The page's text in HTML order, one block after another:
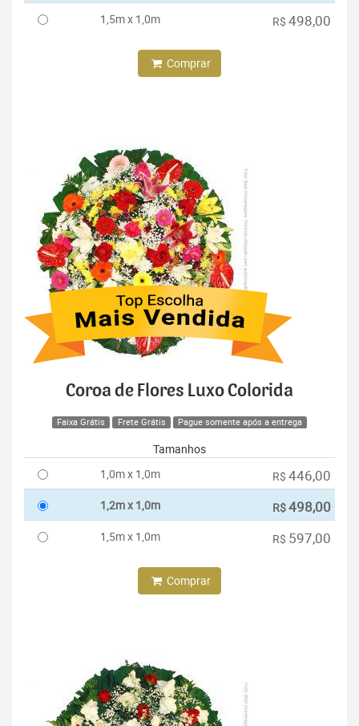
1,5m x 1,0m R$ 498,00
Comprar
Coroa de Flores Luxo Colorida
Faixa Grátis Frete Grátis Pague somente após a entrega
Tamanhos
1,0m x 1,0m
R$ 446,00
1,2m x 1,0m R$498,00
1,5m x 1,0m R$ 597,00
Comprar